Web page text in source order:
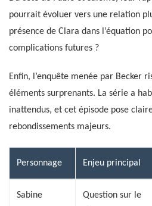
pourrait évoluer vers une relation
présence de Clara dans l’équation
complications futures ?
Enfin, l’enquête menée par Becker
éléments surprenants. La série a
inattendus, et cet épisode pose
rebondissements majeurs.
Personnage Enjeu principal
Sabine
Question sur le